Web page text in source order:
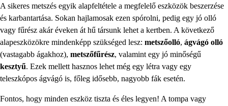
A sikeres metszés egyik alapfeltétele a megfelelő eszközök beszerzése
és karbantartása. Sokan hajlamosak ezen spórolni, pedig egy jó olló
vagy fűrész akár éveken át hű társunk lehet a kertben. A következő
alapeszközökre mindenképp szükséged lesz: metszőolló, ágvágó olló
(vastagabb ágakhoz), metszőfűrész, valamint egy jó minőségű
kesztyű. Ezek mellett hasznos lehet még egy létra vagy egy
teleszkópos ágvágó is, főleg idősebb, nagyobb fák esetén.
Fontos, hogy minden eszköz tiszta és éles legyen! A tompa vagy